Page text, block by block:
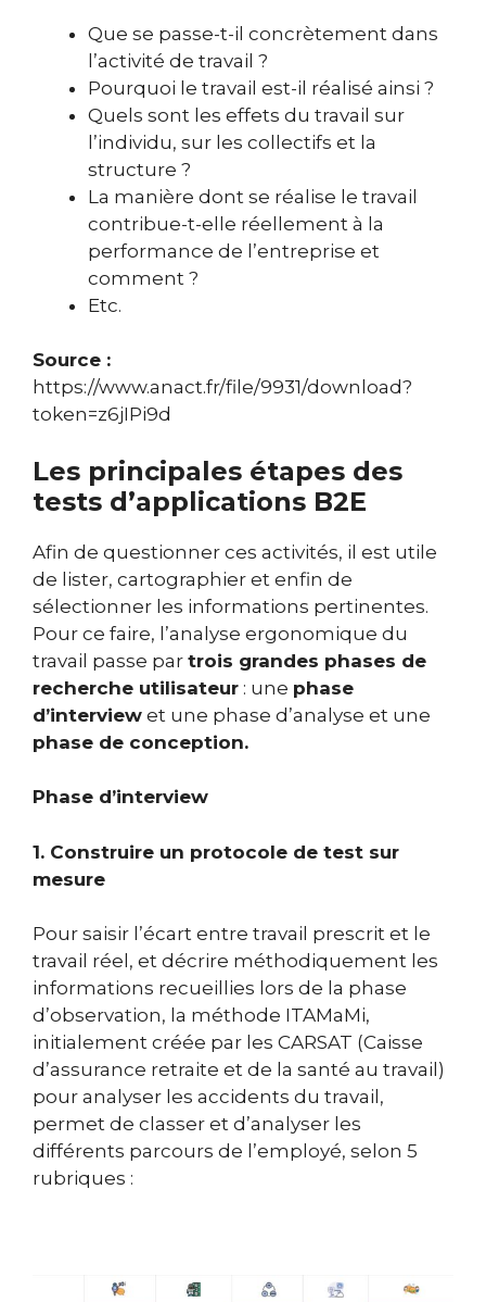
Que se passe-t-il concrètement dans
l’activité de travail ?
Pourquoi le travail est-il réalisé ainsi ?
Quels sont les effets du travail sur
l’individu, sur les collectifs et la
structure ?
La manière dont se réalise le travail
contribue-t-elle réellement à la
performance de l’entreprise et
comment ?
Etc.
Source :
https://www.anact.fr/file/9931/download?
token=z6jIPi9d
Les principales étapes des
tests d’applications B2E
Afin de questionner ces activités, il est utile
de lister, cartographier et enfin de
sélectionner les informations pertinentes.
Pour ce faire, l’analyse ergonomique du
travail passe par trois grandes phases de
recherche utilisateur : une phase
d’interview et une phase d’analyse et une
phase de conception.
Phase d’interview
1. Construire un protocole de test sur
mesure
Pour saisir l’écart entre travail prescrit et le
travail réel, et décrire méthodiquement les
informations recueillies lors de la phase
d’observation, la méthode ITAMaMi,
initialement créée par les CARSAT (Caisse
d’assurance retraite et de la santé au travail)
pour analyser les accidents du travail,
permet de classer et d’analyser les
différents parcours de l’employé, selon 5
rubriques :